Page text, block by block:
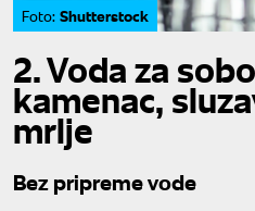
Foto: Shutterstock
2. Voda za
kamenac,
mrlje
Bez pripreme vode